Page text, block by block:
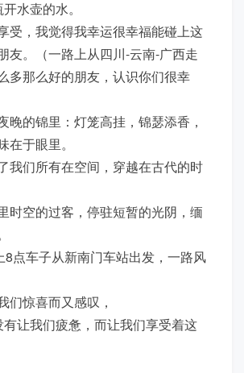
水壶的水。
受，我觉得我幸运很幸福能碰上这
友。（一路上从四川-云南-广西走
多那么好的朋友，认识你们很幸
晚的锦里：灯笼高挂，锦瑟添香，
在于眼里。
我们所有在空间，穿越在古代的时
时空的过客，停驻短暂的光阴，缅
8点车子从新南门车站出发，一路风
们惊喜而又感叹，
让我们疲惫，而让我们享受着这